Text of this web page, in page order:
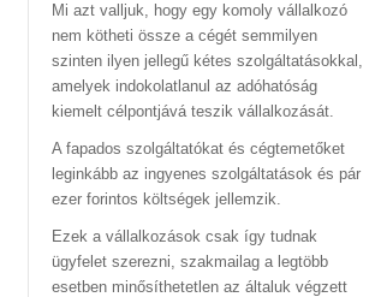
Mi azt valljuk, hogy egy komoly vállalkozó
nem kötheti össze a cégét semmilyen
szinten ilyen jellegű kétes szolgáltatásokkal,
amelyek indokolatlanul az adóhatóság
kiemelt célpontjává teszik vállalkozását.
A fapados szolgáltatókat és cégtemetőket
leginkább az ingyenes szolgáltatások és pár
ezer forintos költségek jellemzik.
Ezek a vállalkozások csak így tudnak
ügyfelet szerezni, szakmailag a legtöbb
esetben minősíthetetlen az általuk végzett